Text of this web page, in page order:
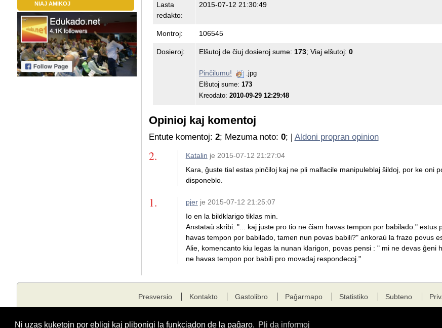
Ni uzas kuketojn por ebligi kaj plibonigi la funkciadon de la paĝaro. Pli da informoj
NIAJ AMIKOJ
Lasta
redakto:
2015-07-12 21:30:49
Montroj: 106545
Dosieroj: Elŝutoj de ĉiuj dosieroj sume: 173; Viaj elŝutoj: 0
Pinĉilumu!
.jpg
Elŝutoj sume: 173
Kreodato: 2010-09-29 12:29:48
Opinioj kaj komentoj
Entute komentoj: 2; Mezuma noto: 0; | Aldoni propran opinion
2. Katalin je 2015-07-12 21:27:04
Kara, ĝuste tial estas pinĉiloj kaj ne pli malfacile manipuleblaj ŝildoj, por ke oni
disponeblo.
1. pjerje 2015-07-12 21:25:07
Io en la bildklarigo tiklas min.
Anstataù skribi: "... kaj juste pro tio ne ĉiam havas tempon por babilado." estus
havas tempon por babilado, tamen nun povas babili?" ankoraù la frazo povus
Alie, komencanto kiu legas la nunan klarigon, povas pensi : " mi ne devas ĝeni
ne havas tempon por babili pro movadaj respondecoj."
Presversio Kontakto Gastolibro Paĝarmapo Statistiko Subteno
Kopirajto © 2001 - 2026 edukado.net. Ĉiuj rajtoj rezervitaj.